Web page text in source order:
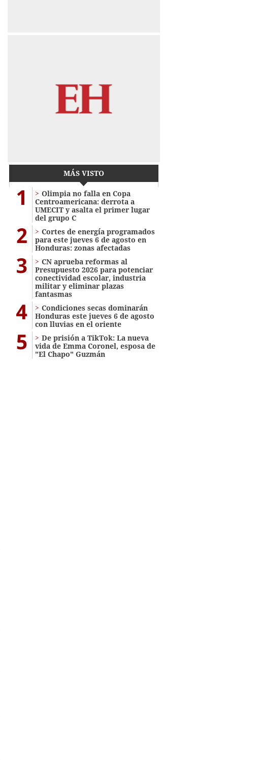
MÁS VISTO
1
Olimpia no falla en Copa
Centroamericana: derrota a
UMECIT y asalta el primer lugar
del grupo C
2
Cortes de energía programados
para este jueves 6 de agosto en
Honduras: zonas afectadas
3
CN aprueba reformas al
Presupuesto 2026 para potenciar
conectividad escolar, industria
militar y eliminar plazas
fantasmas
4
Condiciones secas dominarán
Honduras este jueves 6 de agosto
con lluvias en el oriente
5
De prisión a TikTok: La nueva
vida de Emma Coronel, esposa de
"El Chapo" Guzmán